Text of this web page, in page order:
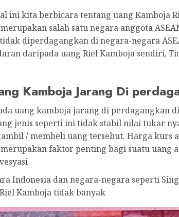
ini kita berbicara tentang uang Kamboja
salah satu negara anggota
diperdagangkan di negara-negara
daripada uang Riel Kamboja sendiri,
Kamboja Jarang Di
uang kamboja jarang di perdagangkan
jenis seperti ini tidak stabil nilai tukar
/ membeli uang tersebut. Harga kurs
faktor penting bagi suatu uang
Indonesia dan negara-negara seperti
Kamboja tidak banyak